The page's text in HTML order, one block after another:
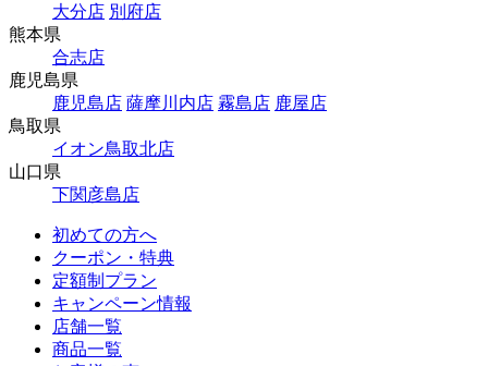
大分店 別府店
熊本県
合志店
鹿児島県
鹿児島店 薩摩川内店 霧島店 鹿屋店
鳥取県
イオン鳥取北店
山口県
下関彦島店
初めての方へ
クーポン・特典
定額制プラン
キャンペーン情報
店舗一覧
商品一覧